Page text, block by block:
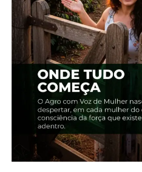
Relacionado
Com 28,9%,
Prudentópolis lidera
produção de amora no
Paraná
9 de outubro, 2025
Em "Paraná"
Paraná é destaque na
produção nacional de